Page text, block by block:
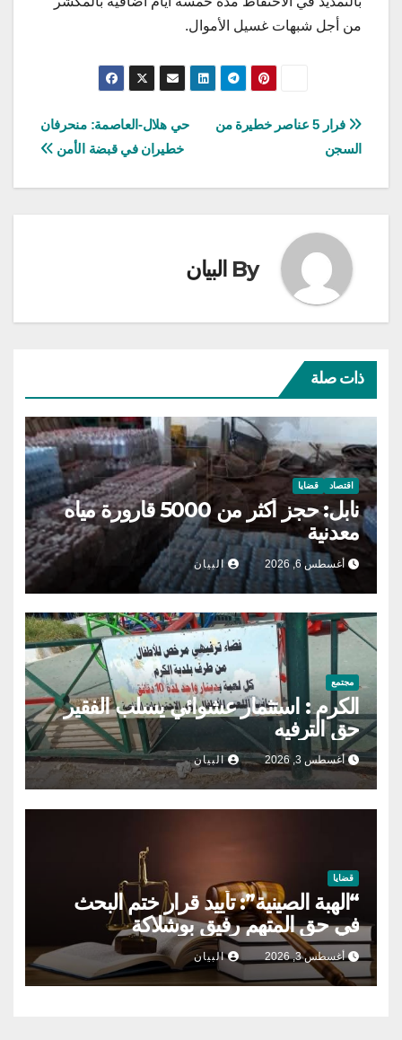
من أجل شبهات غسيل الأموال.
تصفّح
المقالات
حي هلال-العاصمة: منحرفان
خطيران في قبضة الأمن
فرار 5 عناصر خطيرة من
السجن
By البيان
ذات صلة
اقتصاد قضايا
نابل: حجز أكثر من 5000 قارورة مياه
معدنية
أغسطس 6, 2026 البيان
مجتمع
الكرم : استثمار عشوائي يسلب الفقير
حق الترفيه
أغسطس 3, 2026 البيان
قضايا
“الهبة الصينية”: تأييد قرار ختم البحث
في حق المتهم رفيق بوشلاكة
أغسطس 3, 2026 البيان